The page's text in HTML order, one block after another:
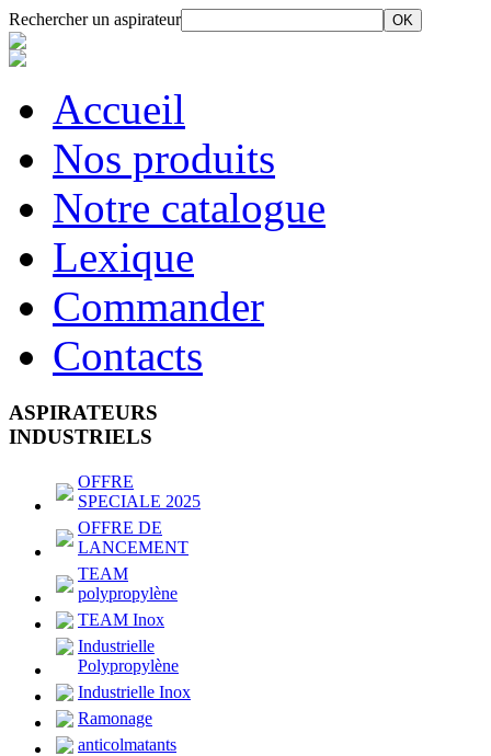
Rechercher un aspirateur
Accueil
Nos produits
Notre catalogue
Lexique
Commander
Contacts
ASPIRATEURS
INDUSTRIELS
OFFRE
SPECIALE 2025
OFFRE DE
LANCEMENT
TEAM
polypropylène
TEAM Inox
Industrielle
Polypropylène
Industrielle Inox
Ramonage
anticolmatants